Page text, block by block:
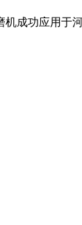
成功应用于